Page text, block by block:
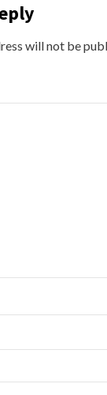
will not be